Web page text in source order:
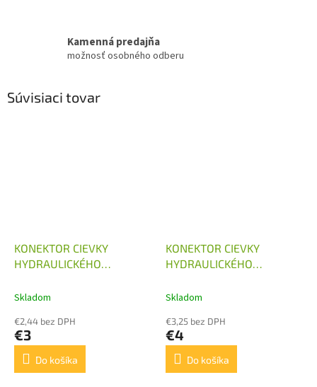
Kamenná predajňa
možnosť osobného odberu
Súvisiaci tovar
KONEKTOR CIEVKY
HYDRAULICKÉHO
Skladom
€2,44 bez DPH
€3
Do košíka
KONEKTOR CIEVKY
HYDRAULICKÉHO
USMERŇOVAČOM
Skladom
€3,25 bez DPH
€4
Do košíka